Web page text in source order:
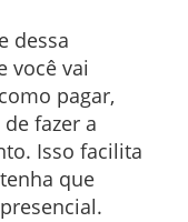
dessa
você vai
pagar,
fazer a
Isso facilita
que